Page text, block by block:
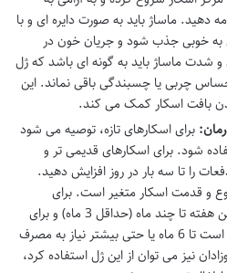
دهید. ماساژ باید به صورت دایره ای و با
به خوبی جذب شود و جریان خون در
و شدت ماساژ باید به گونه ای باشد که ژل
چربی یا چسبندگی باقی نماند. این
بافت اسکار کمک می کند.
برای اسکارهای تازه، توصیه می شود
شود. برای اسکارهای قدیمی تر و
را تا سه بار در روز افزایش دهید.
و قدمت اسکار متغیر است. برای
اسکارهای تازه، معمولاً چندین هفته تا چند ماه (حداقل 3 ماه) و برای
اسکارهای قدیمی تر، ممکن است تا 6 ماه یا حتی بیشتر نیاز به مصرف
نیز می توان از این ژل استفاده کرد،